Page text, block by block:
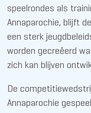
speelrondes als
Annaparochie, blijft
een sterk
worden gecreëerd
zich kan blijven
De
Annaparochie